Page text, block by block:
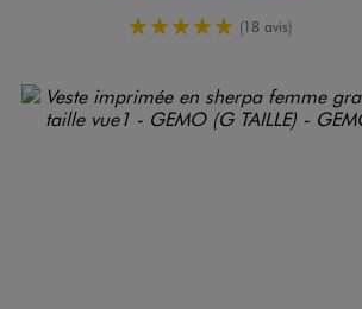
5/5 de moyenne
(18 avis)